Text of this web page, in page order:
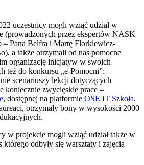
uczestnicy mogli wziąć udział w
(prowadzonych przez ekspertów NASK
– Pana Belfra i Martę Florkiewicz-
a także otrzymali od nas pomocne
im organizację inicjatyw w swoich
też do konkursu „e-Pomocni”:
scenariuszy lekcji dotyczących
koniecznie zwycięskie prace –
, dostępnej na platformie OSE IT Szkoła.
otrzymały bony w wysokości 2000
w projekcie mogli wziąć udział także w
którego odbyły się warsztaty i zajęcia